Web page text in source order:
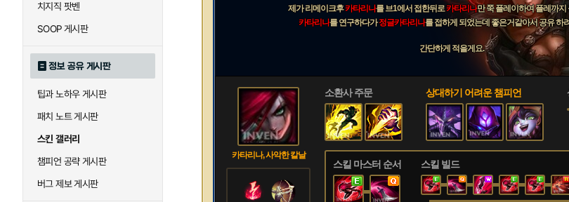
치지직 팟벤
SOOP 게시판
정보 공유 게시판
팁과 노하우 게시판
패치 노트 게시판
스킨 갤러리
챔피언 공략 게시판
버그 제보 게시판
제가 리메이크후카타리나를 브1에서 접한뒤로카타리나만 쭉 플레이하여 플레까지
카타리나를 연구하다가정글카타리나를 접하게 되었는데 좋은거같아서 공유 하
간단하게 적을게요.
카타리나, 사악한 칼날
소환사 주문 상대하기 어려운 챔피언
스킬 마스터 순서 스킬 빌드